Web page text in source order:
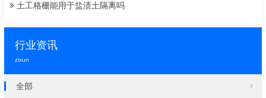
土工格栅能用于盐渍土隔离吗
行业资讯
zixun
全部